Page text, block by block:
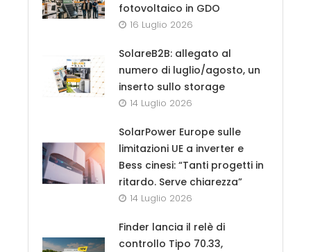
fotovoltaico in GDO
16 Luglio 2026
SolareB2B: allegato al
numero di luglio/agosto, un
inserto sullo storage
14 Luglio 2026
SolarPower Europe sulle
limitazioni UE a inverter e
Bess cinesi: “Tanti progetti in
ritardo. Serve chiarezza”
14 Luglio 2026
Finder lancia il relè di
controllo Tipo 70.33,